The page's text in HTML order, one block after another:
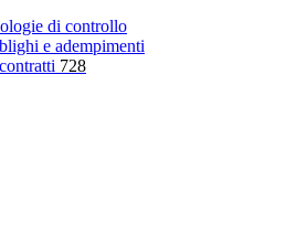
di controllo
e adempimenti
728